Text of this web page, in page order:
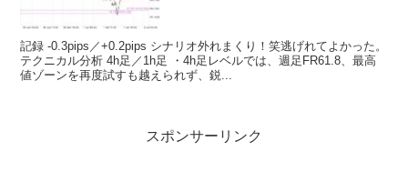
記録 -0.3pips／+0.2pips シナリオ外れまくり！笑逃げれてよかった。
テクニカル分析 4h足／1h足 ・4h足レベルでは、週足FR61.8、最高
値ゾーンを再度試すも越えられず、鋭...
スポンサーリンク